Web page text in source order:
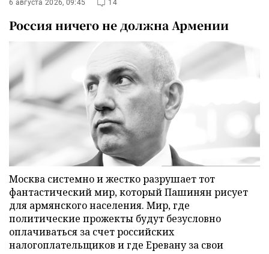
6 августа 2026, 09:45 14
Россия ничего не должна Армении
Москва системно и жестко разрушает тот
фантастический мир, который Пашинян рисует
для армянского населения. Мир, где
политические прожекты будут безусловно
оплачиваться за счет российских
налогоплательщиков и где Еревану за свои